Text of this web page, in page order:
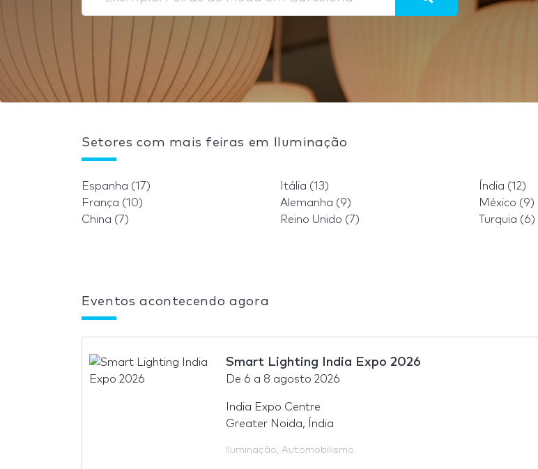
Setores com mais feiras em Iluminação
Espanha (17) Itália (13) Índia (12)
França (10)
Alemanha (9) México (9)
China (7)
Reino Unido (7) Turquia (6)
Eventos acontecendo agora
Smart Lighting India Expo 2026
De 6 a 8 agosto 2026
India Expo Centre
Greater Noida, Índia
Iluminação, Automobilismo